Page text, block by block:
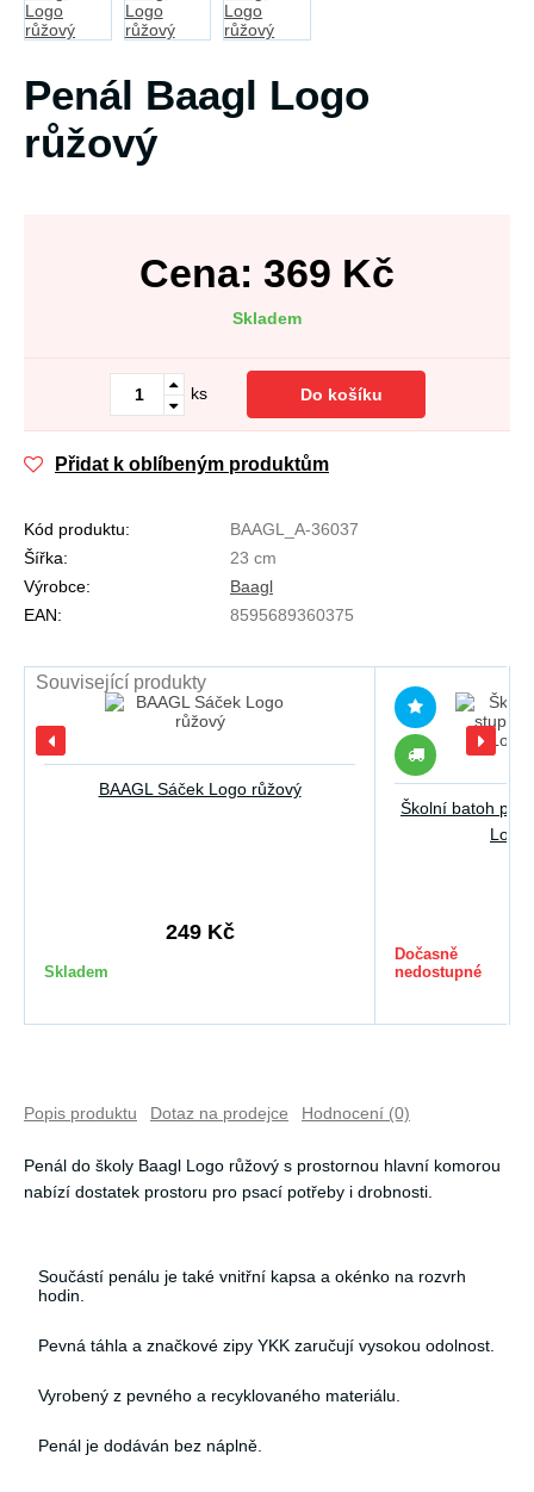
Penál Baagl Logo
růžový
Cena: 369 Kč
Skladem
ks Do košíku
Přidat k oblíbeným produktům
Kód produktu:
BAAGL_A-36037
Šířka:
23 cm
Výrobce:
Baagl
EAN:
8595689360375
Související produkty
BAAGL Sáček Logo růžový
249 Kč
Skladem
Školní batoh pro
Logo
Dočasně
nedostupné
Popis produktu Dotaz na prodejce Hodnocení (0)
Penál do školy Baagl Logo růžový s prostornou hlavní komorou
nabízí dostatek prostoru pro psací potřeby i drobnosti.
Součástí penálu je také vnitřní kapsa a okénko na rozvrh
hodin.
Pevná táhla a značkové zipy YKK zaručují vysokou odolnost.
Vyrobený z pevného a recyklovaného materiálu.
Penál je dodáván bez náplně.